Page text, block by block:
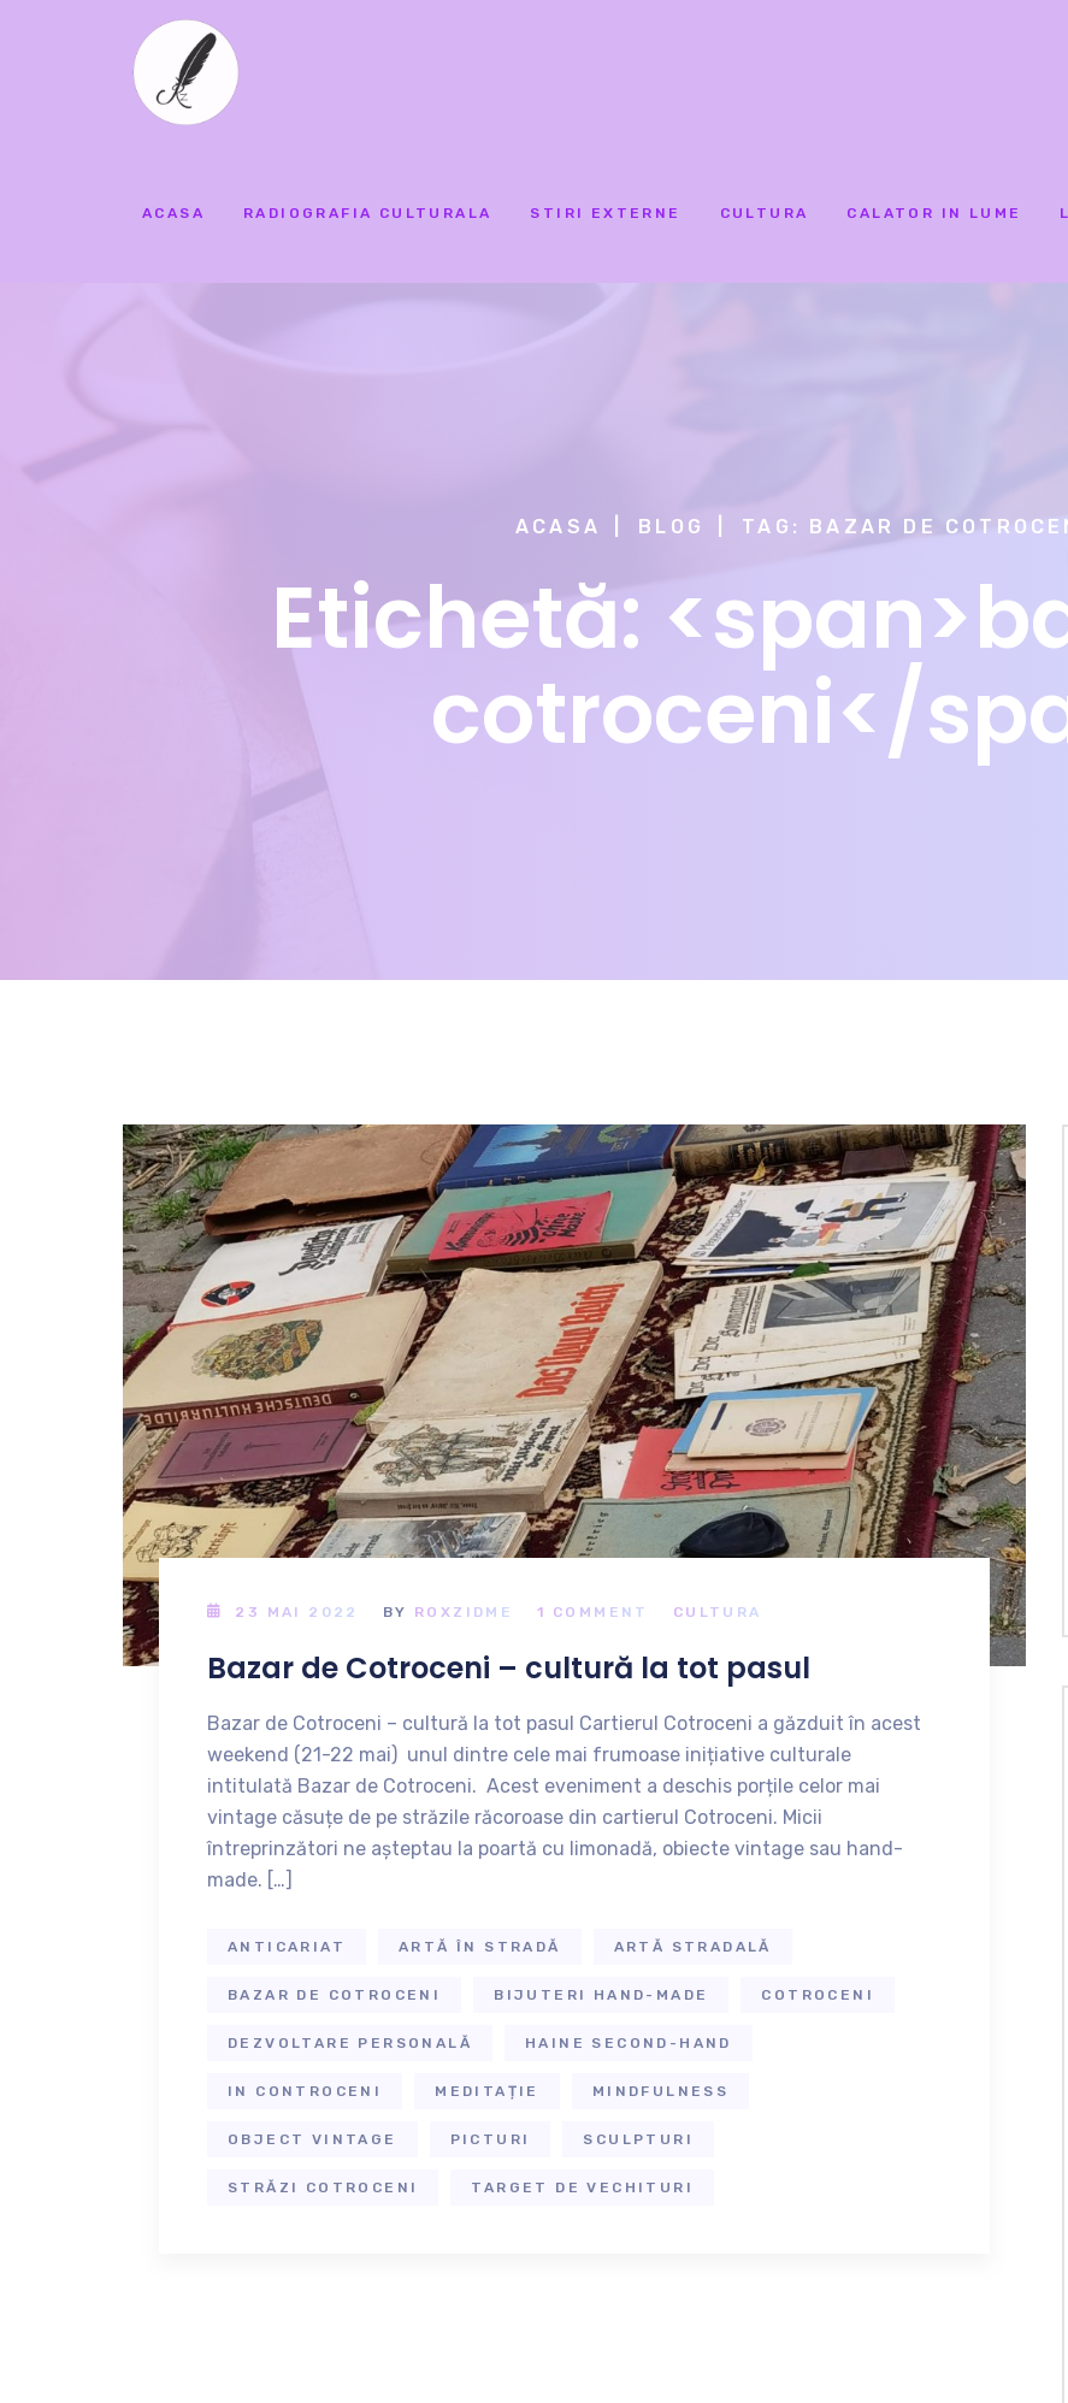
ACASA RADIOGRAFIA CULTURALA STIRI EXTERNE CULTURA CALATOR IN LUME
ACASA BLOG TAG: BAZAR DE
Etichetă:
cotroceni</
23 MAI 2022 BY ROXZIDME 1 COMMENT CULTURA
Bazar de Cotroceni – cultură la tot pasul
Bazar de Cotroceni – cultură la tot pasul Cartierul Cotroceni a găzduit în acest
weekend (21-22 mai) unul dintre cele mai frumoase inițiative culturale
intitulată Bazar de Cotroceni. Acest eveniment a deschis porțile celor mai
vintage căsuțe de pe străzile răcoroase din cartierul Cotroceni. Micii
întreprinzători ne așteptau la poartă cu limonadă, obiecte vintage sau hand-
made. […]
ANTICARIAT ARTĂ ÎN STRADĂ ARTĂ STRADALĂ
BAZAR DE COTROCENI BIJUTERI HAND-MADE COTROCENI
DEZVOLTARE PERSONALĂ HAINE SECOND-HAND
IN CONTROCENI MEDITAȚIE MINDFULNESS
OBJECT VINTAGE PICTURI SCULPTURI
STRĂZI COTROCENI TARGET DE VECHITURI